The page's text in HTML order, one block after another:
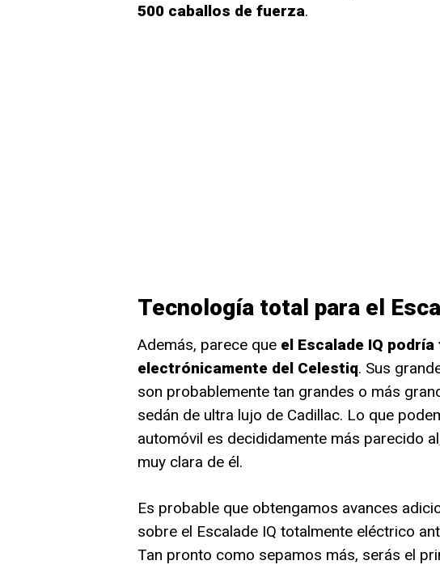
500 caballos de fuerza.
Tecnología total para el
Además, parece que el Escalade IQ
electrónicamente del Celestiq. Sus
son probablemente tan grandes o más
sedán de ultra lujo de Cadillac. Lo que
automóvil es decididamente más parecido al
muy clara de él.
Es probable que obtengamos avances
sobre el Escalade IQ totalmente eléctrico
Tan pronto como sepamos más, serás el